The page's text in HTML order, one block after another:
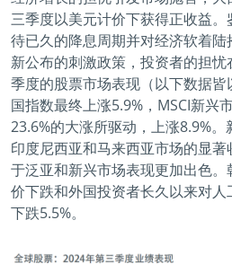
三季度以美元计价下获得正收益
待已久的降息周期并对经济软着
新公布的刺激政策，投资者的担
季度的股票市场表现（以下数据皆
国指数最终上涨5.9%，MSCI新兴
23.6%的大涨所驱动，上涨8.9%。
印度尼西亚和马来西亚市场的显
于泛亚和新兴市场表现更加出色
价下跌和外国投资者长久以来对人
下跌5.5%。